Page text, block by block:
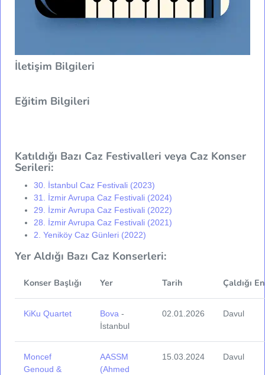
İletişim Bilgileri
Eğitim Bilgileri
Katıldığı Bazı Caz Festivalleri veya Caz Konser
Serileri:
30. İstanbul Caz Festivali (2023)
31. İzmir Avrupa Caz Festivali (2024)
29. İzmir Avrupa Caz Festivali (2022)
28. İzmir Avrupa Caz Festivali (2021)
2. Yeniköy Caz Günleri (2022)
Yer Aldığı Bazı Caz Konserleri:
Konser Başlığı Yer Tarih Çaldığı
KiKu Quartet Bova -
İstanbul
02.01.2026 Davul
Moncef
Genoud &
AASSM
(Ahmed
15.03.2024 Davul